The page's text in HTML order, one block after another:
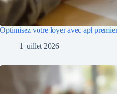
Optimisez votre loyer avec apl
1 juillet 2026